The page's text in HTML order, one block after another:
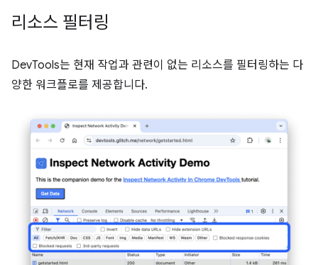
리소스 필터링
DevTools는 현재 작업과 관련이 없는 리소스를 필터링하는 다
양한 워크플로를 제공합니다.